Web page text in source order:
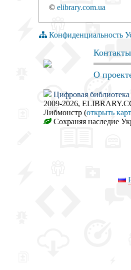
© elibrary.com.ua
Конфиденциальность
О
Цифровая
2009-2026,
Либмонстр (открыть
Сохраняя наследие